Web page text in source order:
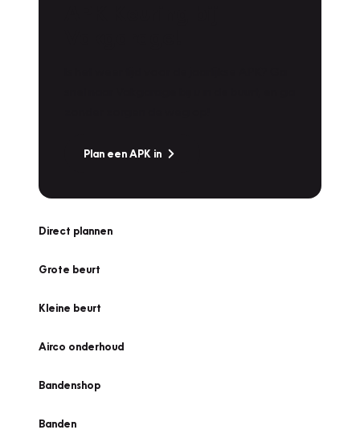
Plan een APK in
Direct plannen
Grote beurt
Kleine beurt
Airco onderhoud
Bandenshop
Banden